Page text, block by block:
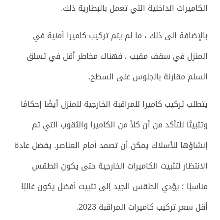
الكاميرات الداخلية التي تعمل بالبطارية ذلك.
بالإضافة إلى ذلك ، ما لم يتم تركيب كاميرا أمنية في
المنزل في سقف مقبب ، فهناك مخاطر أقل في تسلق
السلم مقارنة بالجلوس على السطح.
يتطلب تركيب كاميرا للمراقبة الخارجية للمنزل أيضًا إحكامًا
وتثبيتًا للتأكد من أن كلاً من الكاميرا والثقوب التي تم
إنشاؤها للأسلاك يمكن أن تصمد أمام العناصر. يفضل عادة
الانتظار لتثبيت الكاميرات الخارجية حتى يكون الطقس
مناسبًا ؛ يؤدي الطقس الجيد إلى تثبيت أفضل يكون غالبًا
أقل سعر تركيب كاميرات المراقبة 2023.